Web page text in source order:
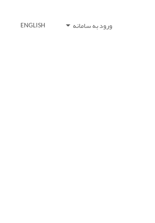
ورود به سامانه ENGLISH